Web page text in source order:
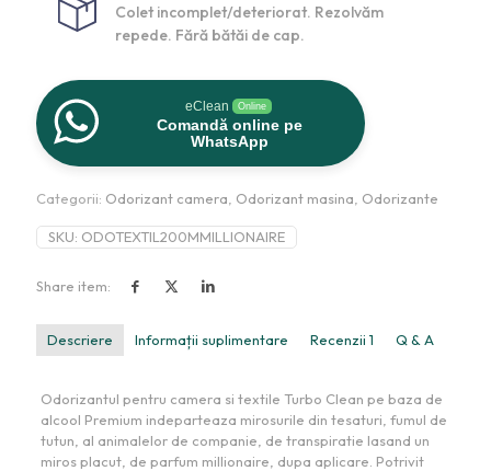
Colet incomplet/deteriorat. Rezolvăm
repede. Fără bătăi de cap.
eClean Online
Comandă online pe
WhatsApp
Categorii: Odorizant camera Odorizant masina Odorizante
SKU: ODOTEXTIL200MMILLIONAIRE
Share item:
Descriere Informații suplimentare Recenzii 1 Q & A
Odorizantul pentru camera si textile Turbo Clean pe baza de
alcool Premium indeparteaza mirosurile din tesaturi, fumul de
tutun, al animalelor de companie, de transpiratie lasand un
miros placut, de parfum millionaire, dupa aplicare. Potrivit